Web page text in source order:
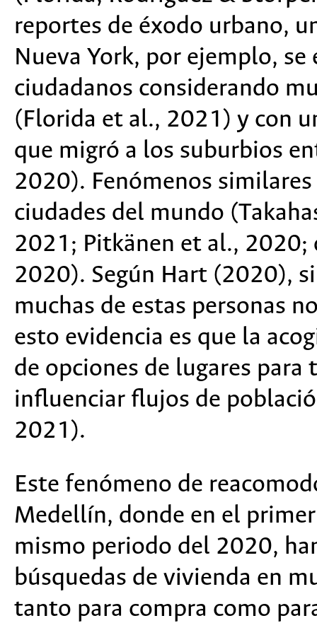
reportes de éxodo urbano,
Nueva York, por ejemplo,
ciudadanos considerando
(Florida et al., 2021) y con
que migró a los suburbios
2020). Fenómenos
ciudades del mundo
2021; Pitkänen et al., 2020;
2020). Según Hart (2020),
muchas de estas personas
esto evidencia es que la
de opciones de lugares
influenciar flujos de
2021).
Este fenómeno de
Medellín, donde en el
mismo periodo del 2020,
búsquedas de vivienda en
tanto para compra como